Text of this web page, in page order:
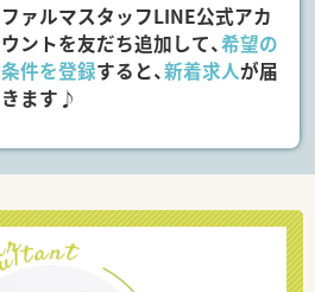
ファルマスタッフLINE公式アカ
ウントを友だち追加して、希望の
条件を登録すると、新着求人が届
きます♪